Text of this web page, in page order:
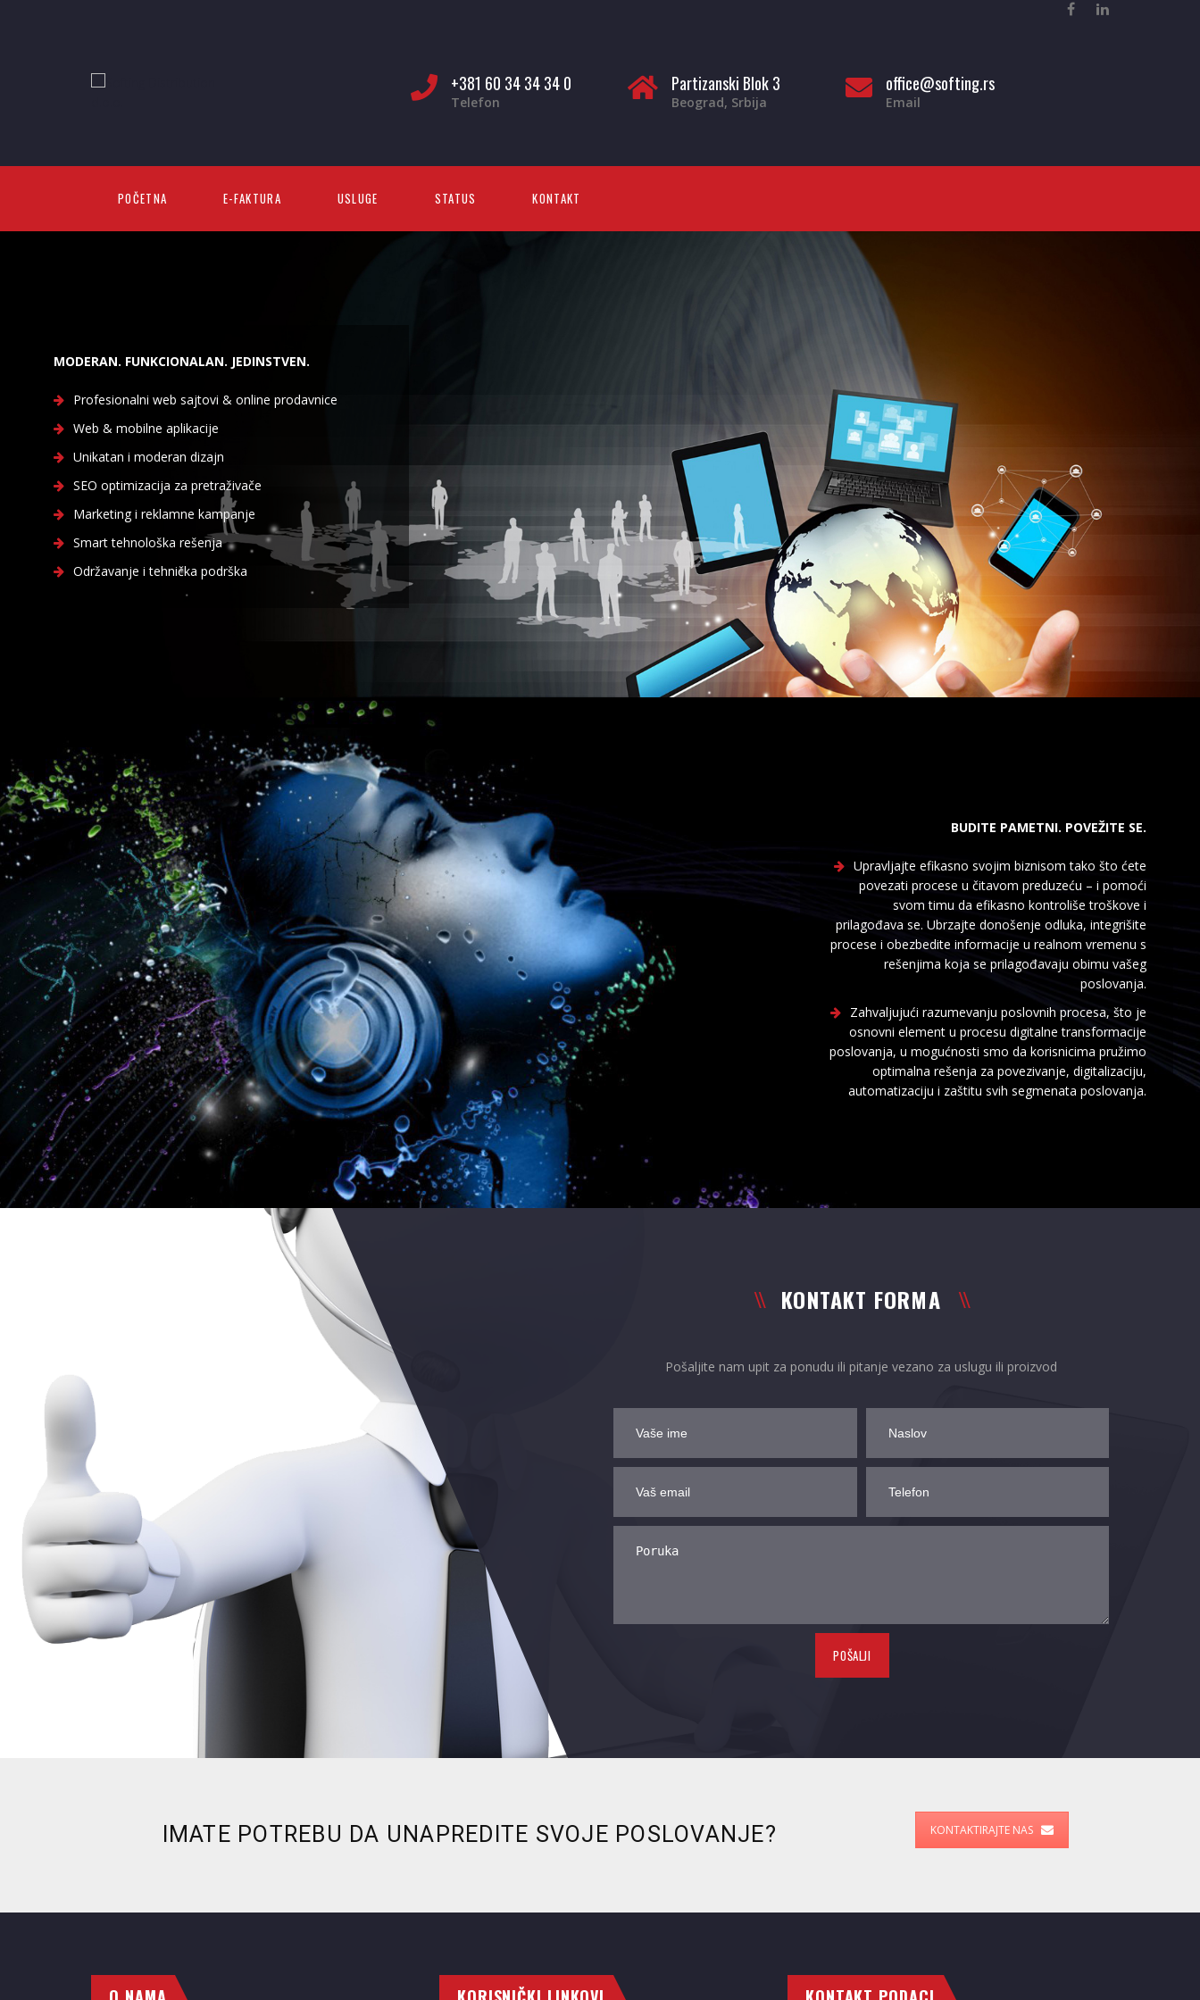
+381 60 34 34 34 0
Telefon
Partizanski Blok 3
Beograd, Srbija
office@softing.rs
Email
POČETNA E-FAKTURA USLUGE STATUS KONTAKT
MODERAN. FUNKCIONALAN. JEDINSTVEN.
Profesionalni web sajtovi & online prodavnice
Web & mobilne aplikacije
Unikatan i moderan dizajn
SEO optimizacija za pretraživače
Marketing i reklamne kampanje
Smart tehnološka rešenja
Održavanje i tehnička podrška
BUDITE PAMETNI. POVEŽITE SE.
Upravljajte efikasno svojim biznisom tako što ćete
povezati procese u čitavom preduzeću – i pomoći
svom timu da efikasno kontroliše troškove i
prilagođava se. Ubrzajte donošenje odluka, integrišite
procese i obezbedite informacije u realnom vremenu s
rešenjima koja se prilagođavaju obimu vašeg
poslovanja.
Zahvaljujući razumevanju poslovnih procesa, što je
osnovni element u procesu digitalne transformacije
poslovanja, u mogućnosti smo da korisnicima pružimo
optimalna rešenja za povezivanje, digitalizaciju,
automatizaciju i zaštitu svih segmenata poslovanja.
KONTAKT FORMA
Pošaljite nam upit za ponudu ili pitanje vezano za uslugu ili proizvod
IMATE POTREBU DA UNAPREDITE SVOJE POSLOVANJE? KONTAKTIRAJTE NAS